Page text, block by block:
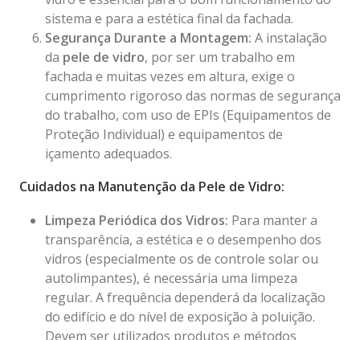
sistema e para a estética final da fachada.
Segurança Durante a Montagem: A instalação
da pele de vidro, por ser um trabalho em
fachada e muitas vezes em altura, exige o
cumprimento rigoroso das normas de segurança
do trabalho, com uso de EPIs (Equipamentos de
Proteção Individual) e equipamentos de
içamento adequados.
Cuidados na Manutenção da Pele de Vidro:
Limpeza Periódica dos Vidros: Para manter a
transparência, a estética e o desempenho dos
vidros (especialmente os de controle solar ou
autolimpantes), é necessária uma limpeza
regular. A frequência dependerá da localização
do edifício e do nível de exposição à poluição.
Devem ser utilizados produtos e métodos